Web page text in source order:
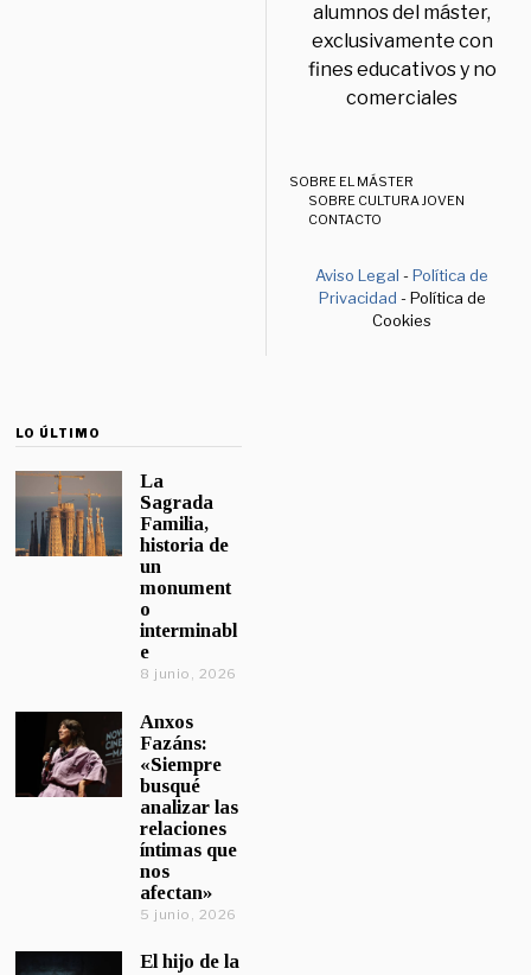
alumnos del máster,
exclusivamente con
fines educativos y no
comerciales
SOBRE EL MÁSTER
SOBRE CULTURA JOVEN
CONTACTO
Aviso Legal -Política de
Privacidad - Política de
Cookies
LO ÚLTIMO
La
Sagrada
Familia,
historia de
un
monument
o
interminabl
e
8 junio, 2026
Anxos
Fazáns:
«Siempre
busqué
analizar las
relaciones
íntimas que
nos
afectan»
5 junio, 2026
El hijo de la